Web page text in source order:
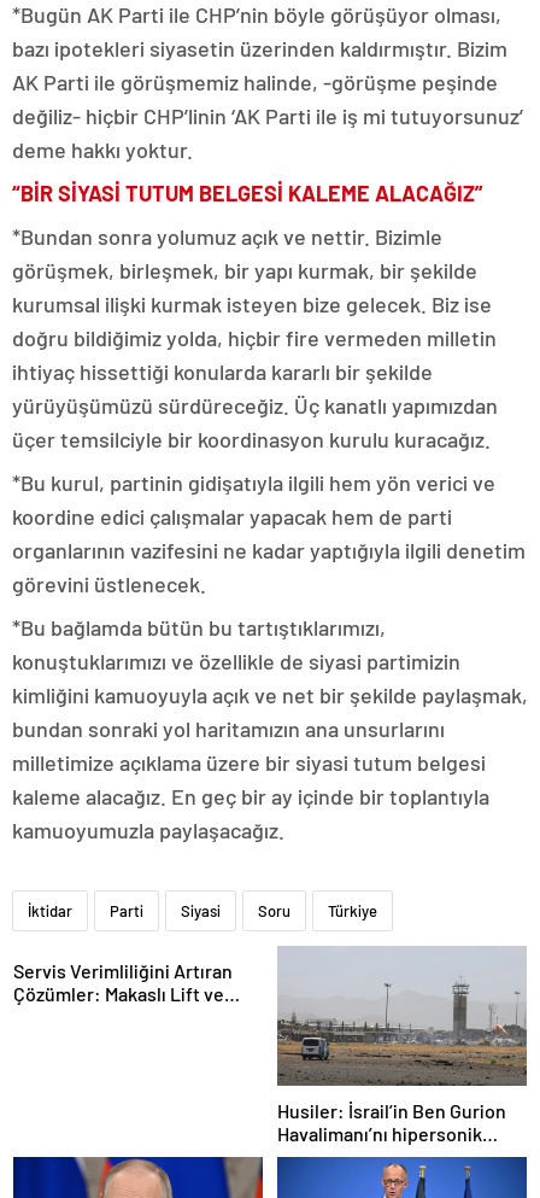
*Bugün AK Parti ile CHP’nin böyle görüşüyor olması,
bazı ipotekleri siyasetin üzerinden kaldırmıştır. Bizim
AK Parti ile görüşmemiz halinde, -görüşme peşinde
değiliz- hiçbir CHP’linin ‘AK Parti ile iş mi tutuyorsunuz’
deme hakkı yoktur.
“BİR SİYASİ TUTUM BELGESİ KALEME ALACAĞIZ”
*Bundan sonra yolumuz açık ve nettir. Bizimle
görüşmek, birleşmek, bir yapı kurmak, bir şekilde
kurumsal ilişki kurmak isteyen bize gelecek. Biz ise
doğru bildiğimiz yolda, hiçbir fire vermeden milletin
ihtiyaç hissettiği konularda kararlı bir şekilde
yürüyüşümüzü sürdüreceğiz. Üç kanatlı yapımızdan
üçer temsilciyle bir koordinasyon kurulu kuracağız.
*Bu kurul, partinin gidişatıyla ilgili hem yön verici ve
koordine edici çalışmalar yapacak hem de parti
organlarının vazifesini ne kadar yaptığıyla ilgili denetim
görevini üstlenecek.
*Bu bağlamda bütün bu tartıştıklarımızı,
konuştuklarımızı ve özellikle de siyasi partimizin
kimliğini kamuoyuyla açık ve net bir şekilde paylaşmak,
bundan sonraki yol haritamızın ana unsurlarını
milletimize açıklama üzere bir siyasi tutum belgesi
kaleme alacağız. En geç bir ay içinde bir toplantıyla
kamuoyumuzla paylaşacağız.
İktidar Parti Siyasi Soru Türkiye
Servis Verimliliğini Artıran
Çözümler: Makaslı Lift ve
Husiler: İsrail’in Ben Gurion
Havalimanı’nı hipersonik
füzeyle hedef aldık